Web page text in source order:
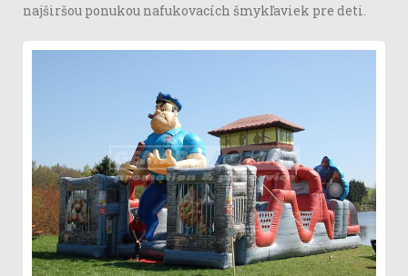
najširšou ponukou nafukovacích šmykľaviek pre deti.